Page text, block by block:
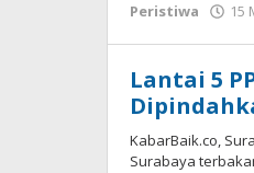
Peristiwa
15
Lantai 5
KabarBaik.co,
Surabaya